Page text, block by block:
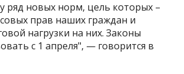
ряд новых норм, цель которых –
прав наших граждан и
нагрузки на них. Законы
с 1 апреля", — говорится в